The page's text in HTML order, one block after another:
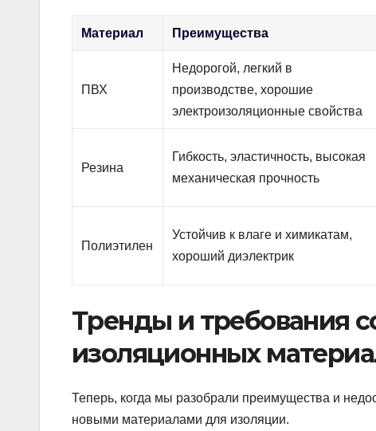
Материал Преимущества
ПВХ
Недорогой, легкий в
производстве, хорошие
электроизоляционные свойства
Резина
Гибкость, эластичность, высокая
механическая прочность
Полиэтилен
Устойчив к влаге и химикатам,
хороший диэлектрик
Тренды и требования
изоляционных
Теперь, когда мы разобрали преимущества и
новыми материалами для изоляции.